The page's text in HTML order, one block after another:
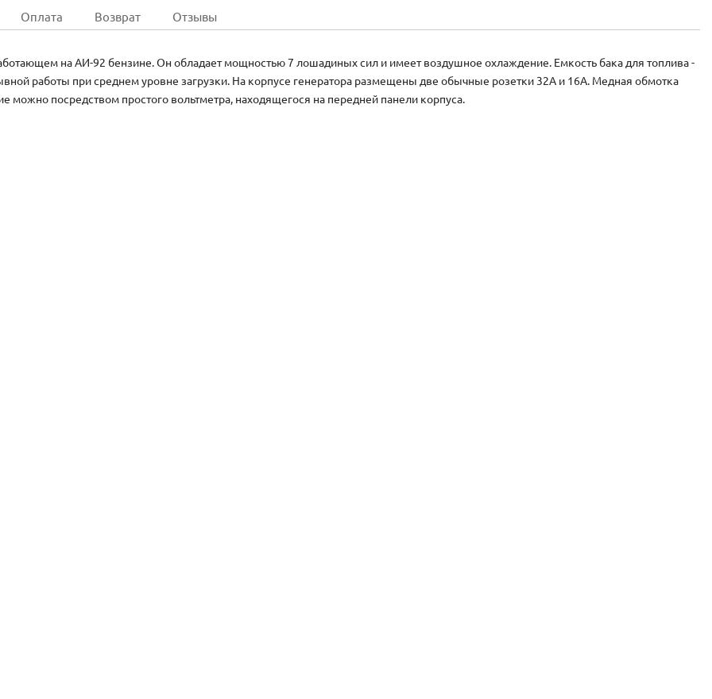
Оплата Возврат Отзывы
на АИ-92 бензине. Он обладает мощностью 7 лошадиных сил и имеет воздушное охлаждение. Емкость бака для топлива -
работы при среднем уровне загрузки. На корпусе генератора размещены две обычные розетки 32А и 16А. Медная обмотка
можно посредством простого вольтметра, находящегося на передней панели корпуса.